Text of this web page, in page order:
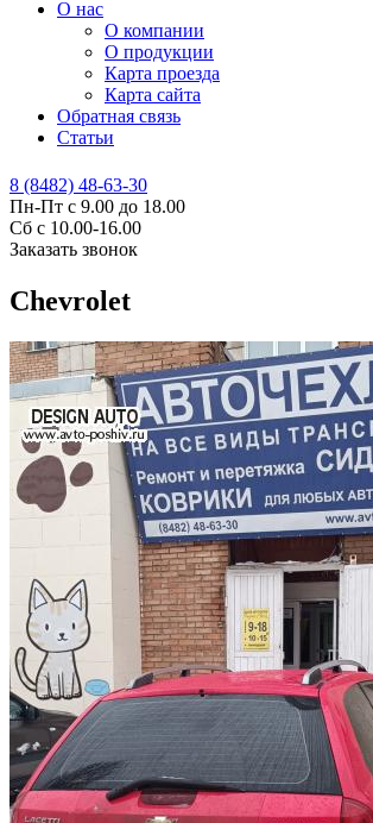
О нас
О компании
О продукции
Карта проезда
Карта сайта
Обратная связь
Статьи
8 (8482) 48-63-30
Пн-Пт с 9.00 до 18.00
Сб с 10.00-16.00
Заказать звонок
Chevrolet